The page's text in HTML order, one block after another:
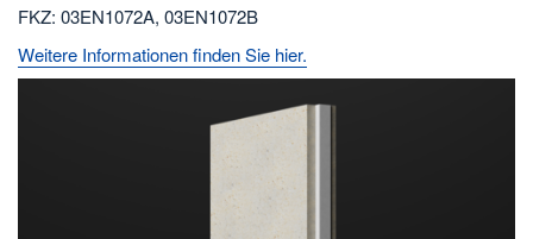
FKZ: 03EN1072A, 03EN1072B
Weitere Informationen finden Sie hier.